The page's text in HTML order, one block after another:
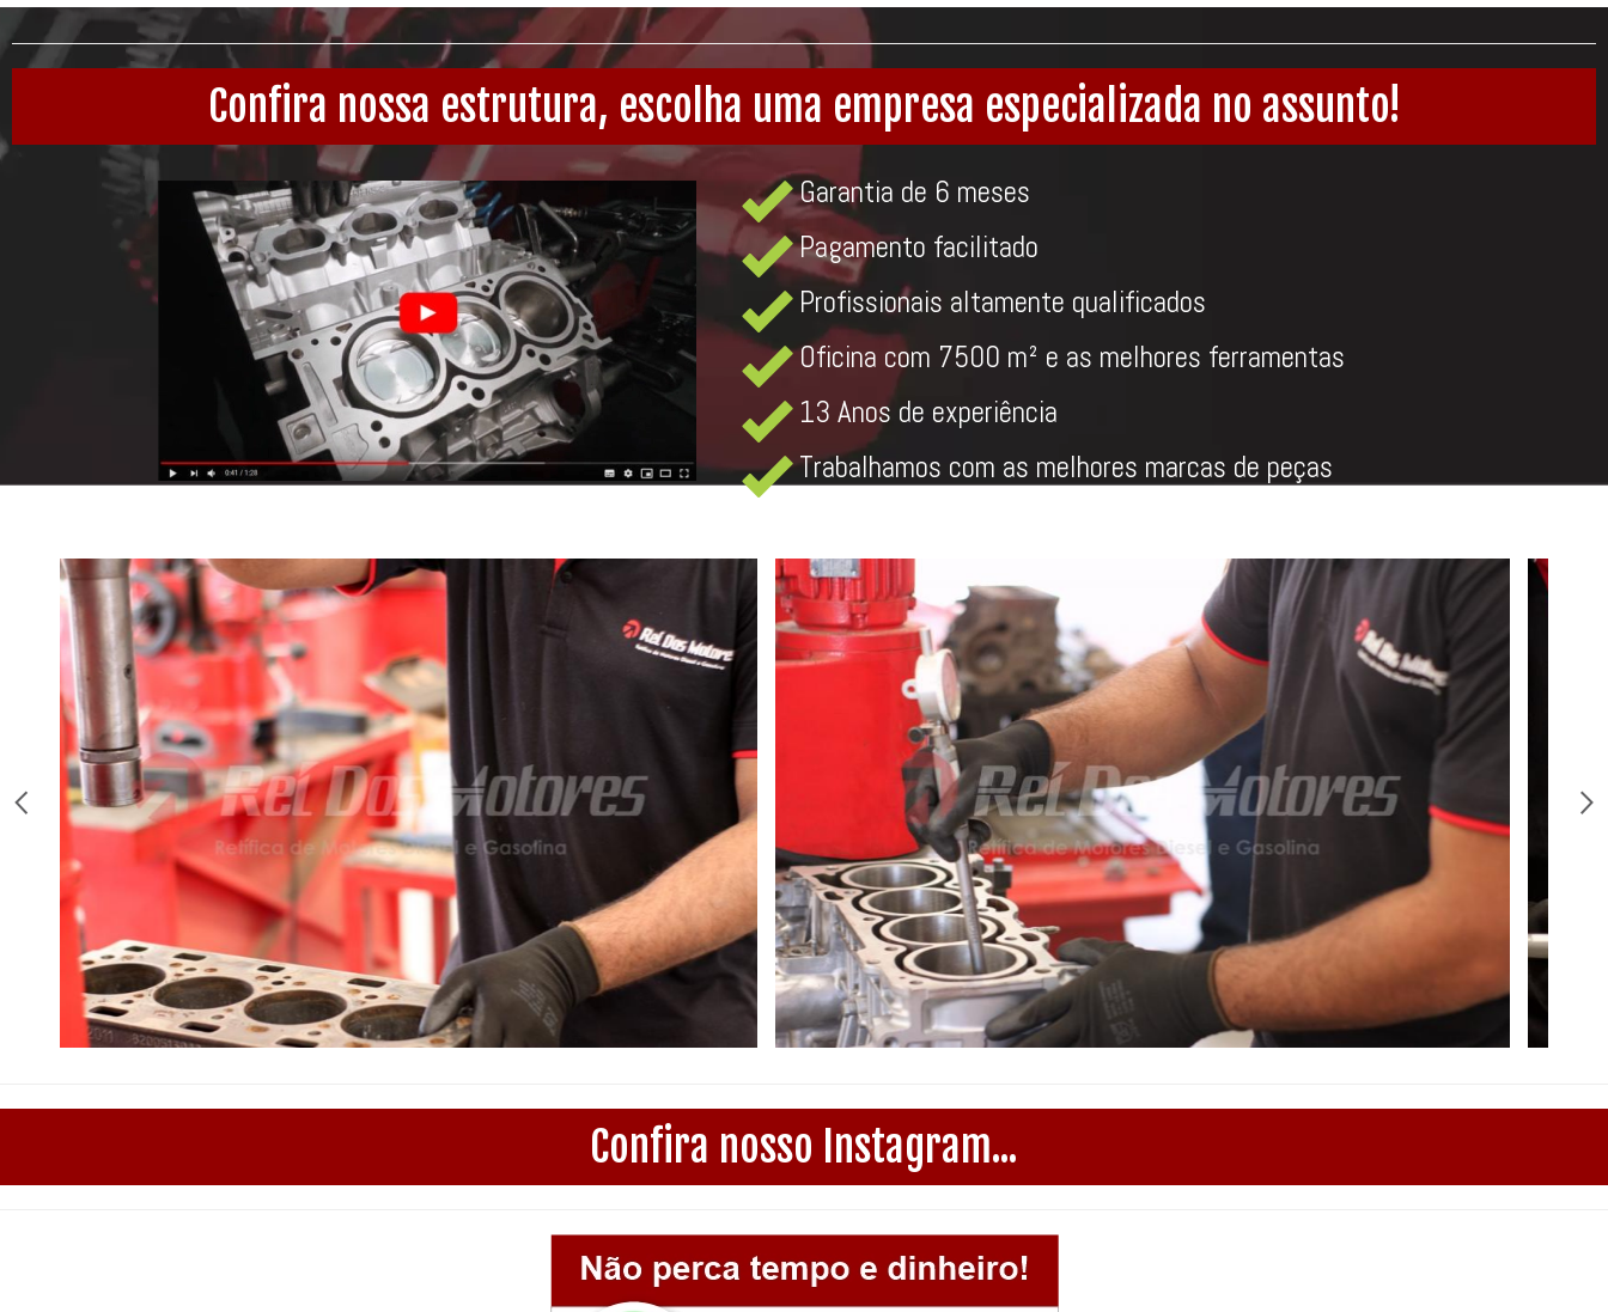
Confira nossa estrutura, escolha uma empresa especializada no assunto!
Garantia de 6 meses
Pagamento facilitado
Profissionais altamente qualificados
Oficina com 7500 m² e as melhores ferramentas
13 Anos de experiência
Trabalhamos com as melhores marcas de peças
Confira nosso Instagram...